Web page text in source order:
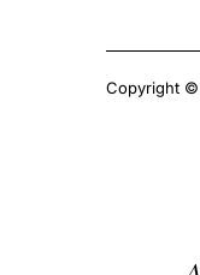
Copyright ©